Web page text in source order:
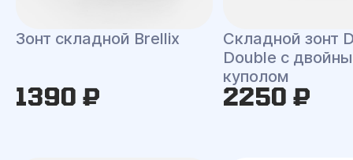
Зонт складной Brellix
1390 ₽
Складной зонт
Double с
куполом
2250 ₽